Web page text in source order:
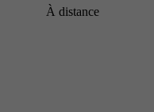
À distance